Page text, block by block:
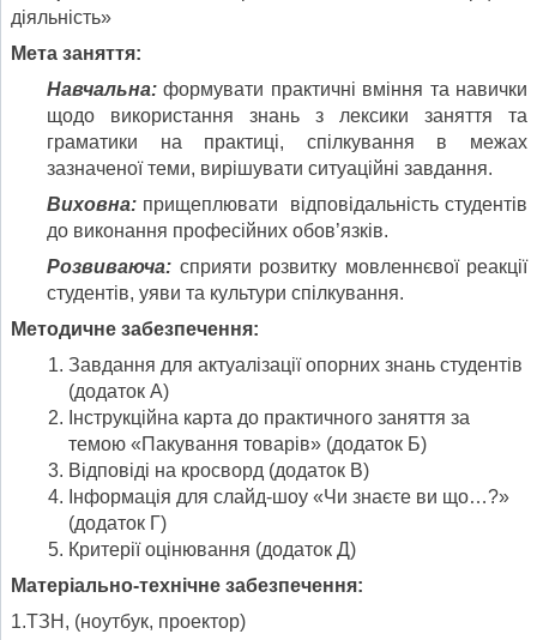
діяльність»
Мета заняття:
Навчальна: формувати практичні вміння та навички
щодо використання знань з лексики заняття та
граматики на практиці, спілкування в межах
зазначеної теми, вирішувати ситуаційні завдання.
Виховна: прищеплювати відповідальність студентів
до виконання професійних обов’язків.
Розвиваюча: сприяти розвитку мовленнєвої реакції
студентів, уяви та культури спілкування.
Методичне забезпечення:
Завдання для актуалізації опорних знань студентів
(додаток А)
Інструкційна карта до практичного заняття за
темою «Пакування товарів» (додаток Б)
Відповіді на кросворд (додаток В)
Інформація для слайд-шоу «Чи знаєте ви що…?»
(додаток Г)
Критерії оцінювання (додаток Д)
Матеріально-технічне забезпечення:
1.ТЗН, (ноутбук, проектор)